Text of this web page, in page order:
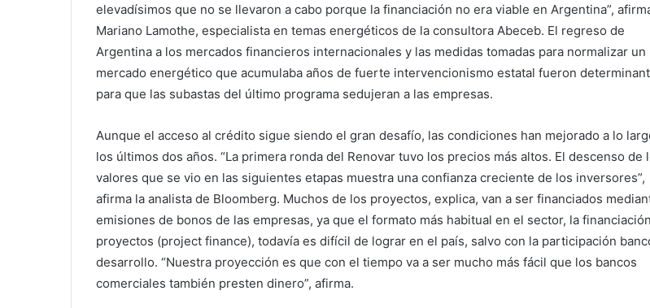
elevadísimos que no se llevaron a cabo porque la financiación no era viable en Argentina”,
Mariano Lamothe, especialista en temas energéticos de la consultora Abeceb. El regreso de
Argentina a los mercados financieros internacionales y las medidas tomadas para normalizar un
mercado energético que acumulaba años de fuerte intervencionismo estatal fueron
para que las subastas del último programa sedujeran a las empresas.
Aunque el acceso al crédito sigue siendo el gran desafío, las condiciones han mejorado a lo
los últimos dos años. “La primera ronda del Renovar tuvo los precios más altos. El descenso de
valores que se vio en las siguientes etapas muestra una confianza creciente de los inversores”,
afirma la analista de Bloomberg. Muchos de los proyectos, explica, van a ser financiados
emisiones de bonos de las empresas, ya que el formato más habitual en el sector, la
proyectos (project finance), todavía es difícil de lograr en el país, salvo con la participación
desarrollo. “Nuestra proyección es que con el tiempo va a ser mucho más fácil que los bancos
comerciales también presten dinero”, afirma.